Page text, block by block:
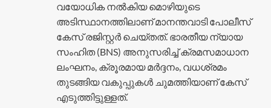
വയോധിക നൽകിയ മൊഴിയുടെ
അടിസ്ഥാനത്തിലാണ് മാനന്തവാടി പോലീസ്
കേസ് രജിസ്റ്റർ ചെയ്തത്. ഭാരതീയ ന്യായ
സംഹിത (BNS) അനുസരിച്ച് ക്രമസമാധാന
ലംഘനം, ക്രൂരമായ മർദ്ദനം, വധശ്രമം
തുടങ്ങിയ വകുപ്പുകൾ ചുമത്തിയാണ് കേസ്
എടുത്തിട്ടുള്ളത്.